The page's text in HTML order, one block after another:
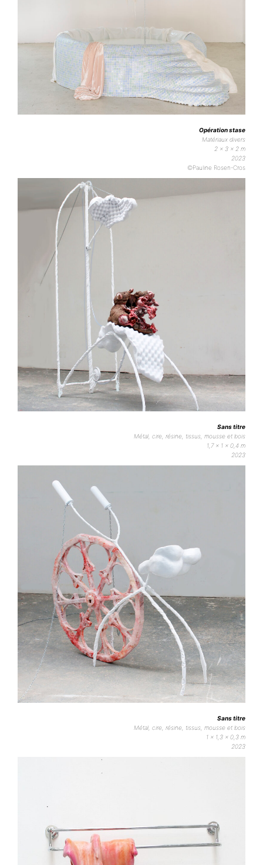
Opération stase
Matériaux divers
2 x 3 x 2 m
2023
©Pauline Rosen-Cros
Sans titre
Métal, cire, résine, tissus, mousse et bois
1,7 x 1 x 0,4 m
2023
Sans titre
Métal, cire, résine, tissus, mousse et bois
1 x 1,3 x 0,3 m
2023